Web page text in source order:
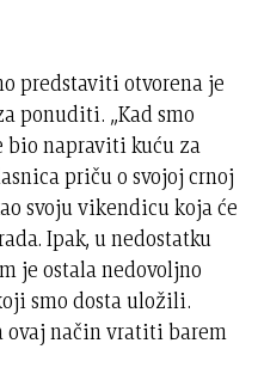
predstaviti otvorena je
ponuditi. „Kad smo
napraviti kuću za
priču o svojoj crnoj
svoju vikendicu koja će
Ipak, u nedostatku
je ostala nedovoljno
smo dosta uložili.
ovaj način vratiti barem